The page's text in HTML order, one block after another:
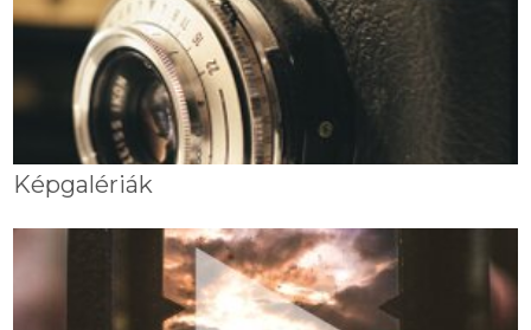
Képgalériák